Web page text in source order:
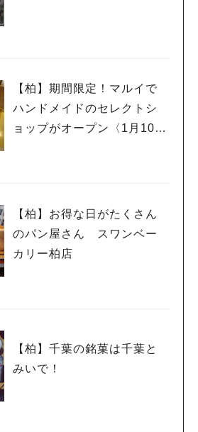
【柏】期間限定！マルイで
ハンドメイドのセレクトシ
ョップがオープン〈1月10日
【柏】お得な日がたくさん
のパン屋さん スワンベー
カリー柏店
【柏】千葉の銘菓は千葉と
みいで！